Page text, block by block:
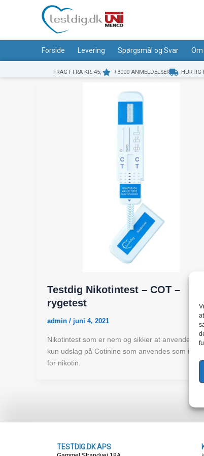
Forside Levering Spørgsmål og Svar Om
FRAGT FRA KR. 45,- +3000 ANMELDELSER HURTIG
Testdig Nikotintest – COT –
rygetest
admin / juni 4, 2021
Nikotintest som er nem og sikker at anvende.
kun udslag på Cotinine som anvendes som
for nikotin.
TESTDIG.DK APS